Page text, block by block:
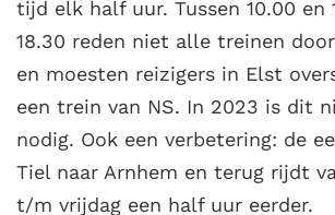
tijd elk half uur. Tussen 10.00 en
18.30 reden niet alle treinen
en moesten reizigers in Elst
een trein van NS. In 2023 is dit
nodig. Ook een verbetering: de
Tiel naar Arnhem en terug rijdt
t/m vrijdag een half uur eerder.